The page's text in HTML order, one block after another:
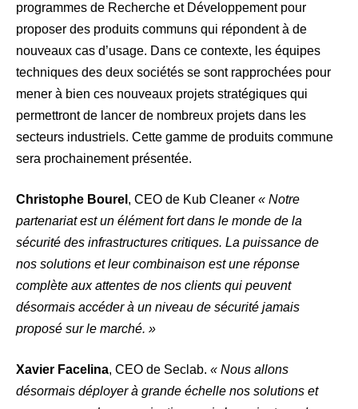
programmes de Recherche et Développement pour
proposer des produits communs qui répondent à de
nouveaux cas d’usage. Dans ce contexte, les équipes
techniques des deux sociétés se sont rapprochées pour
mener à bien ces nouveaux projets stratégiques qui
permettront de lancer de nombreux projets dans les
secteurs industriels. Cette gamme de produits commune
sera prochainement présentée.
Christophe Bourel , CEO de Kub Cleaner « Notre
partenariat est un élément fort dans le monde de la
sécurité des infrastructures critiques. La puissance de
nos solutions et leur combinaison est une réponse
complète aux attentes de nos clients qui peuvent
désormais accéder à un niveau de sécurité jamais
proposé sur le marché. »
Xavier Facelina, CEO de Seclab. « Nous allons
désormais déployer à grande échelle nos solutions et